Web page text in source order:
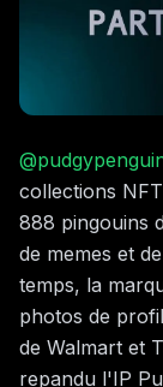
collections
888 pingouins
de memes et
temps, la
photos de
de Walmart et
repandu l'IP